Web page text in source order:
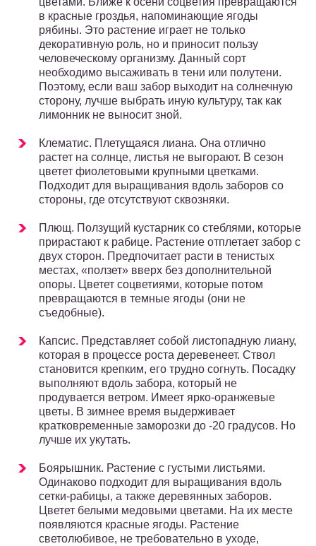
в красные гроздья, напоминающие ягоды
рябины. Это растение играет не только
декоративную роль, но и приносит пользу
человеческому организму. Данный сорт
необходимо высаживать в тени или полутени.
Поэтому, если ваш забор выходит на солнечную
сторону, лучше выбрать иную культуру, так как
лимонник не выносит зной.
Клематис. Плетущаяся лиана. Она отлично
растет на солнце, листья не выгорают. В сезон
цветет фиолетовыми крупными цветками.
Подходит для выращивания вдоль заборов со
стороны, где отсутствуют сквозняки.
Плющ. Ползущий кустарник со стеблями, которые
прирастают к рабице. Растение отплетает забор с
двух сторон. Предпочитает расти в тенистых
местах, «ползет» вверх без дополнительной
опоры. Цветет соцветиями, которые потом
превращаются в темные ягоды (они не
съедобные).
Капсис. Представляет собой листопадную лиану,
которая в процессе роста деревенеет. Ствол
становится крепким, его трудно согнуть. Посадку
выполняют вдоль забора, который не
продувается ветром. Имеет ярко-оранжевые
цветы. В зимнее время выдерживает
кратковременные заморозки до -20 градусов. Но
лучше их укутать.
Боярышник. Растение с густыми листьями.
Одинаково подходит для выращивания вдоль
сетки-рабицы, а также деревянных заборов.
Цветет белыми медовыми цветами. На их месте
появляются красные ягоды. Растение
светолюбивое, не требовательно в уходе,